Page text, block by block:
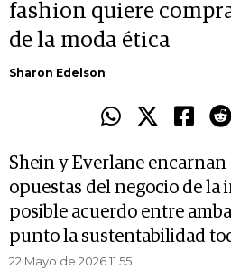
fashion quiere
de la moda ética
Sharon Edelson
Shein y Everlane encarnan
opuestas del negocio de
posible acuerdo entre
punto la sustentabilidad
22 Mayo de 2026 11.55